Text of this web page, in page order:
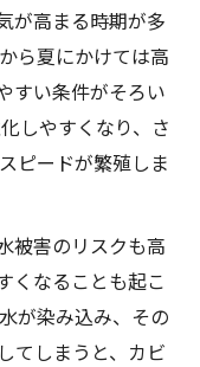
が高まる時期が多
ら夏にかけては高
すい条件がそろい
しやすくなり、さ
ピードが繁殖しま
被害のリスクも高
くなることも起こ
が染み込み、その
てしまうと、カビ